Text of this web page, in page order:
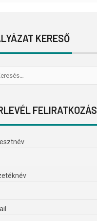
KERESŐ
FELIRATKOZÁS